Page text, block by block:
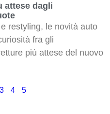
attese dagli
restyling, le novità auto
fra gli
più attese del nuovo
3 4 5